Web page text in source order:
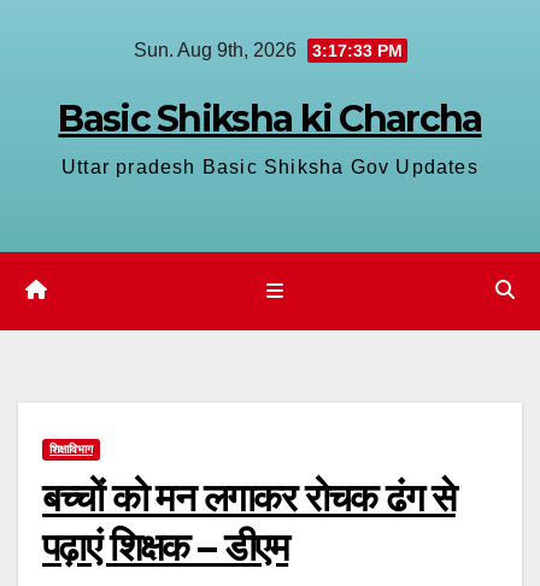
Sun. Aug 9th, 2026 3:17:34 PM
Basic Shiksha ki Charcha
Uttar pradesh Basic Shiksha Gov Updates
शिक्षाविभाग
बच्चों को मन लगाकर रोचक ढंग से
पढ़ाएं शिक्षक – डीएम